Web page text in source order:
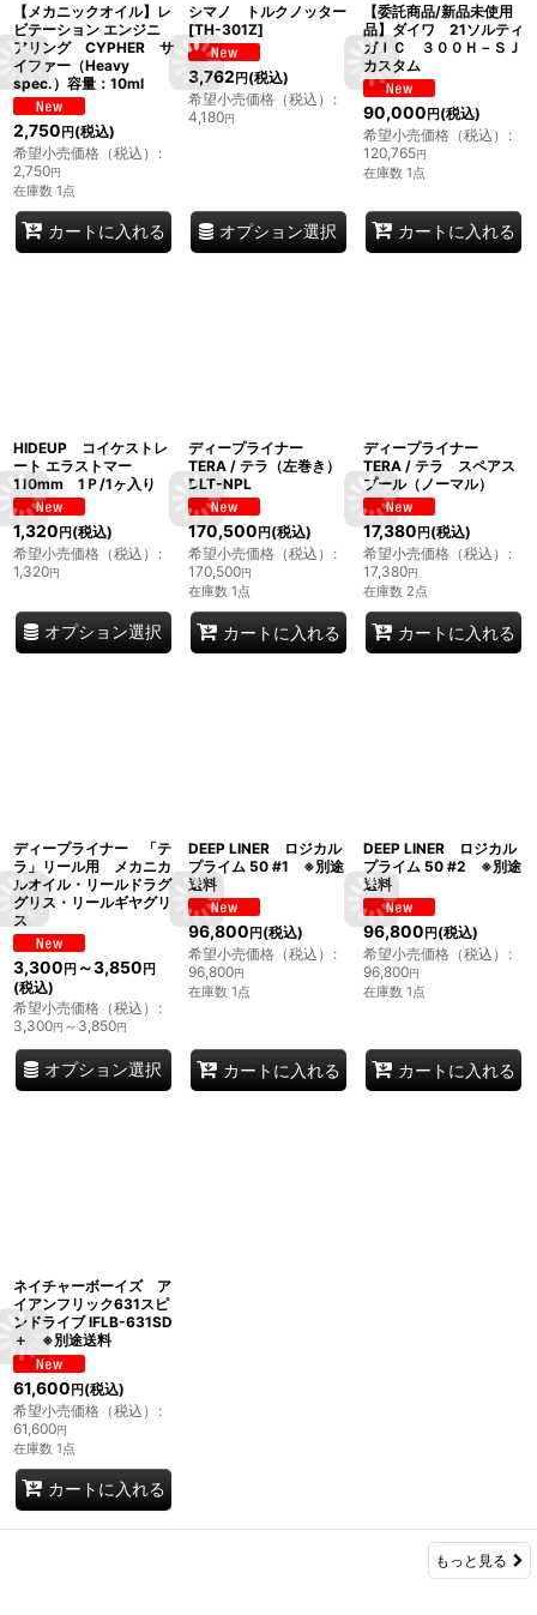
【メカニックオイル】レ
ビテーション エンジニ
アリング CYPHER サ
イファー（Heavy
spec.）容量：10ml
2,750 円 (税込)
希望小売価格（税込） :
2,750円
在庫数 1点
カートに入れる
シマノ トルクノッター
[TH-301Z]
3,762 円(税込)
希望小売価格（税込） :
4,180円
オプション選択
【委託商品/新品未使用
品】ダイワ 21ソルティ
ガＩＣ ３００Ｈ－ＳＪ
カスタム
90,000 円(税込)
希望小売価格（税込） :
120,765円
在庫数 1点
カートに入れる
HIDEUP コイケストレ
ート エラストマー
110mm 1Ｐ/1ヶ入り
1,320 円 (税込)
希望小売価格（税込） :
1,320円
オプション選択
ディープライナー
TERA / テラ（左巻き）
DLT-NPL
170,500 円(税込)
希望小売価格（税込） :
170,500円
在庫数 1点
カートに入れる
ディープライナー
TERA / テラ スペアス
プール（ノーマル）
17,380 円(税込)
希望小売価格（税込） :
17,380円
在庫数 2点
カートに入れる
ディープライナー 「テ
ラ」リール用 メカニカ
ルオイル・リールドラグ
グリス・リールギヤグリ
ス
3,300 円 ～3,850 円
(税込)
希望小売価格（税込） :
3,300円 ～3,850円
オプション選択
DEEP LINER ロジカル
プライム 50 #1 ※別途
送料
96,800 円(税込)
希望小売価格（税込） :
96,800円
在庫数 1点
カートに入れる
DEEP LINER ロジカル
プライム 50 #2 ※別途
送料
96,800 円(税込)
希望小売価格（税込） :
96,800円
在庫数 1点
カートに入れる
ネイチャーボーイズ ア
イアンフリック631スピ
ンドライブ IFLB-631SD
＋ ※別途送料
61,600 円 (税込)
希望小売価格（税込） :
61,600円
在庫数 1点
カートに入れる
もっと見る